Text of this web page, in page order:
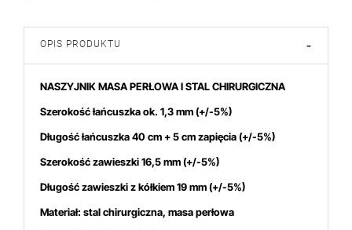
OPIS PRODUKTU -
NASZYJNIK MASA PERŁOWA I STAL CHIRURGICZNA
Szerokość łańcuszka ok. 1,3 mm (+/-5%)
Długość łańcuszka 40 cm + 5 cm zapięcia (+/-5%)
Szerokość zawieszki 16,5 mm (+/-5%)
Długość zawieszki z kółkiem 19 mm (+/-5%)
Materiał: stal chirurgiczna, masa perłowa